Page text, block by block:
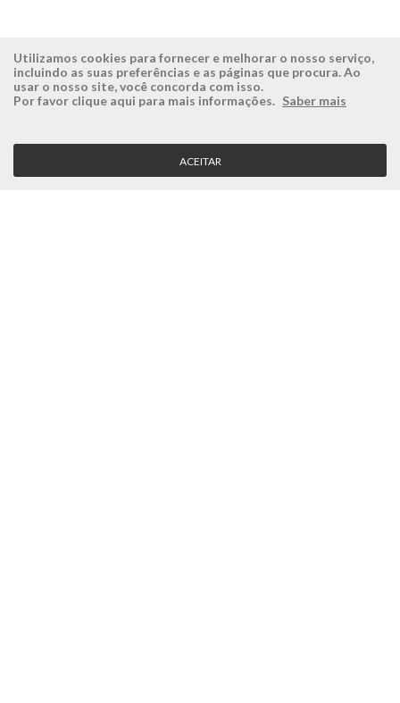
ÉSISTEMAS
Empresa
Visão, Missão e Valores
ÁREA RESERVADA
Login
Recuperar Password
Utilizamos cookies para fornecer e melhorar o nosso serviço,
incluindo as suas preferências e as páginas que procura. Ao
usar o nosso site, você concorda com isso.
Por favor clique aqui para mais informações. Saber mais
ACEITAR